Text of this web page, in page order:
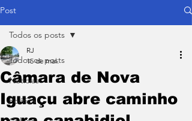
Post
Todos os posts
Notícias
Política
Todos os posts
Câmara de Nova
Iguaçu abre caminho
RJ
15 de mai.